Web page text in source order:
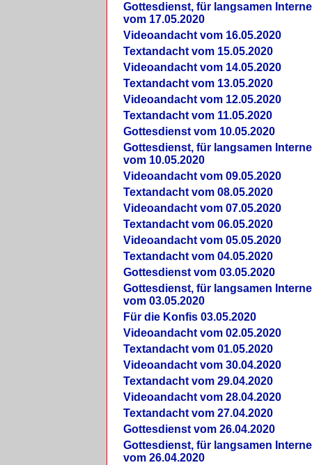
Gottesdienst, für langsamen
vom 17.05.2020
Videoandacht vom 16.05.2020
Textandacht vom 15.05.2020
Videoandacht vom 14.05.2020
Textandacht vom 13.05.2020
Videoandacht vom 12.05.2020
Textandacht vom 11.05.2020
Gottesdienst vom 10.05.2020
Gottesdienst, für langsamen
vom 10.05.2020
Videoandacht vom 09.05.2020
Textandacht vom 08.05.2020
Videoandacht vom 07.05.2020
Textandacht vom 06.05.2020
Videoandacht vom 05.05.2020
Textandacht vom 04.05.2020
Gottesdienst vom 03.05.2020
Gottesdienst, für langsamen
vom 03.05.2020
Für die Konfis 03.05.2020
Videoandacht vom 02.05.2020
Textandacht vom 01.05.2020
Videoandacht vom 30.04.2020
Textandacht vom 29.04.2020
Videoandacht vom 28.04.2020
Textandacht vom 27.04.2020
Gottesdienst vom 26.04.2020
Gottesdienst, für langsamen
vom 26.04.2020